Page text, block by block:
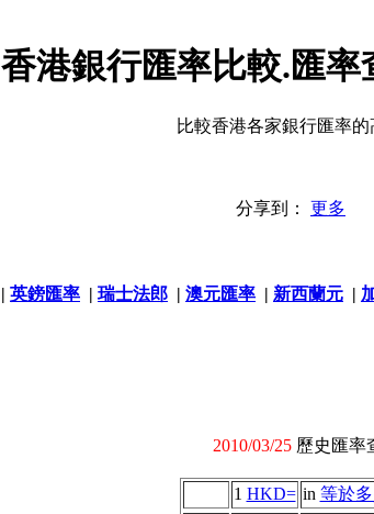
香港銀行匯率比較.匯率
比較香港各家銀行匯率的
分享到： 更多
| 英鎊匯率 | 瑞士法郎 | 澳元匯率 | 新西蘭元 |
2010/03/25 歷史匯率
1 HKD= in 等於